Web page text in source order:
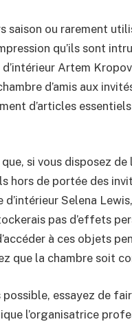
saison ou rarement
qu’ils sont
Artem
d’amis aux
d’articles
si vous disposez
hors de portée des
d’intérieur Selena
pas d’effets
à ces objets
que la chambre soit
possible, essayez de
l’organisatrice